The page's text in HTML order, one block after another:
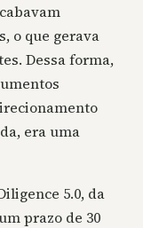
o que gerava
Dessa forma,
era uma
5.0, da
prazo de 30